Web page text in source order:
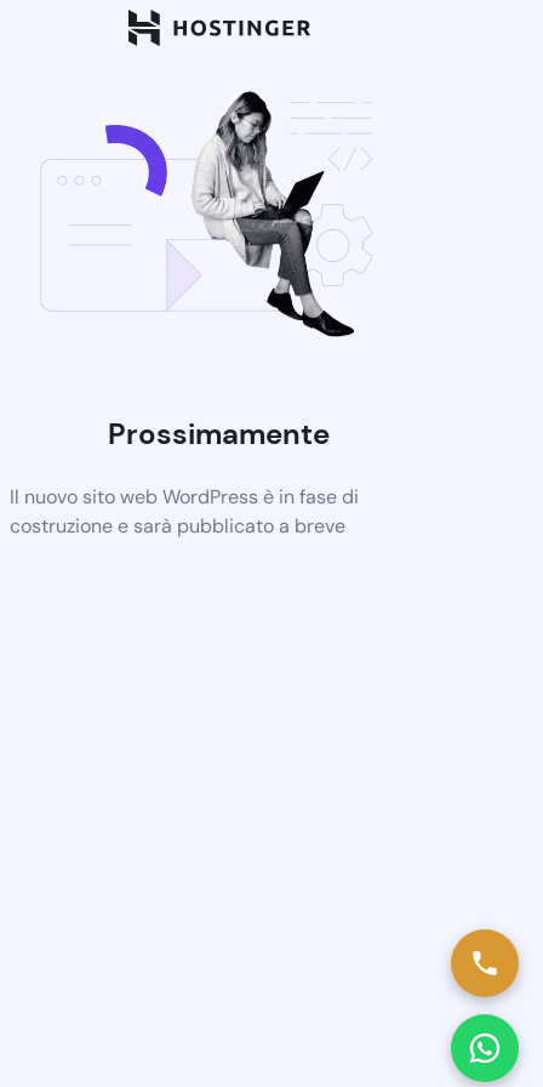
Prossimamente
Il nuovo sito web WordPress è in fase di
costruzione e sarà pubblicato a breve